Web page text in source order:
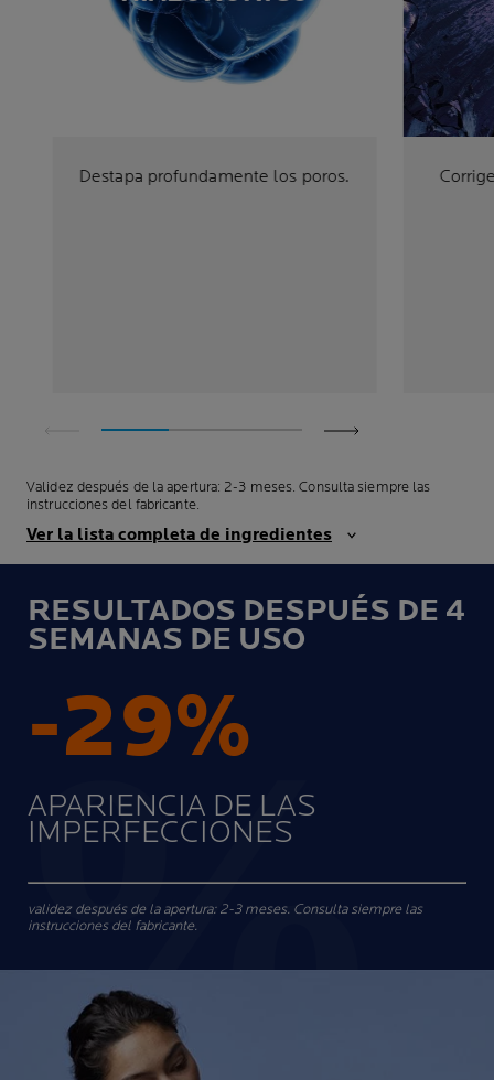
Destapa profundamente los poros.
Validez después de la apertura: 2-3 meses. Consulta siempre las
instrucciones del fabricante.
Ver la lista completa de ingredientes
RESULTADOS DESPUÉS DE 4
SEMANAS DE USO
-29%
APARIENCIA DE LAS
IMPERFECCIONES
validez después de la apertura: 2-3 meses. Consulta siempre las
instrucciones del fabricante.